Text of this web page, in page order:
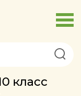
класс